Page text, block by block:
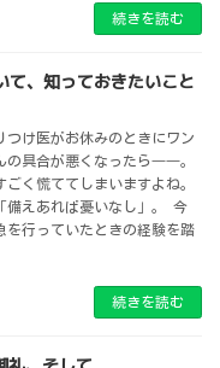
続きを読む
て、知っておきたいこと
つけ医がお休みのときにワン
の具合が悪くなったら――。
ごく慌ててしまいますよね。
備えあれば憂いなし」。 今
を行っていたときの経験を踏
続きを読む